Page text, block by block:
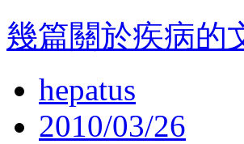
幾篇關於疾病的
hepatus
2010/03/26